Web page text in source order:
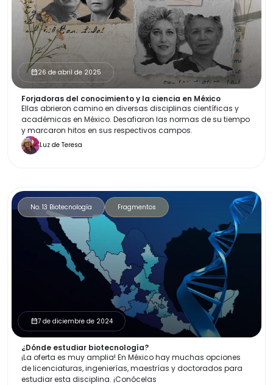
calendar_month26 de abril de 2025
Forjadoras del conocimiento y la ciencia en México
Ellas abrieron camino en diversas disciplinas científicas y
académicas en México. Desafiaron las normas de su tiempo
y marcaron hitos en sus respectivos campos.
Luz de Teresa
No. 13 Biotecnología Fragmentos
calendar_month7 de diciembre de 2024
¿Dónde estudiar biotecnología?
¡La oferta es muy amplia! En México hay muchas opciones
de licenciaturas, ingenierías, maestrías y doctorados para
estudiar esta disciplina. ¡Conócelas